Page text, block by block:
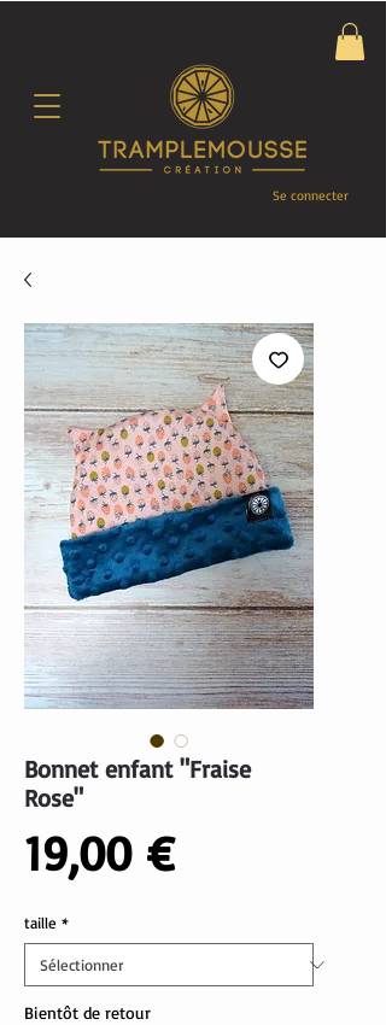
Se connecter
Bonnet enfant "Fraise
Rose"
19,00 €Prix
taille *
Bientôt de retour